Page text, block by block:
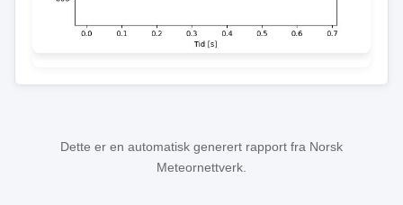
Dette er en automatisk generert rapport fra Norsk
Meteornettverk.